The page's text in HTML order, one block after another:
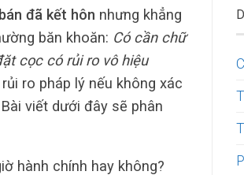
đã kết hôn nhưng khẳng
băn khoăn: Có cần chữ
cọc có rủi ro vô hiệu
ro pháp lý nếu không xác
viết dưới đây sẽ phân
hành chính hay không?